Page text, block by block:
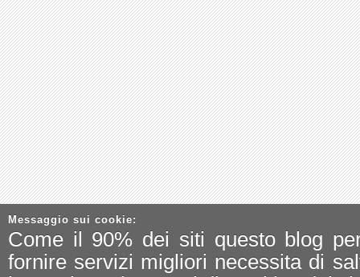
Messaggio sui cookie:
Come il 90% dei siti questo blog
fornire servizi migliori necessita di